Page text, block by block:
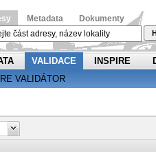
Metadata Dokumenty
VALIDACE INSPIRE
VALIDÁTOR